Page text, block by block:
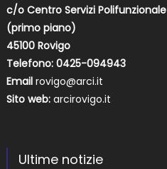
c/o Centro Servizi Polifunzionale
(primo piano)
45100 Rovigo
Telefono: 0425-094943
Email rovigo@arci.it
Sito web: arcirovigo.it
Ultime notizie